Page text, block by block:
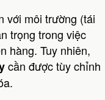
với môi trường (tái
trọng trong việc
hàng. Tuy nhiên,
cần được tùy chỉnh